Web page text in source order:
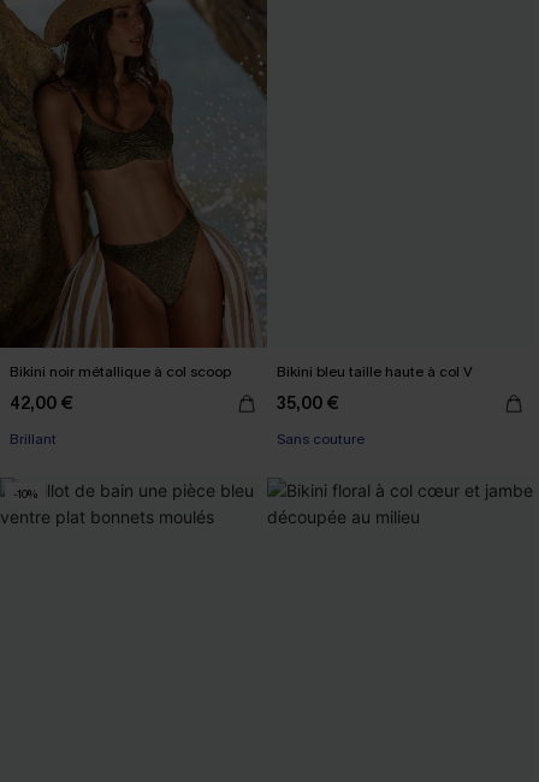
Bikini noir métallique à col scoop
42,00 €
Brillant
Bikini bleu taille haute à col V
35,00 €
Sans couture
-10%